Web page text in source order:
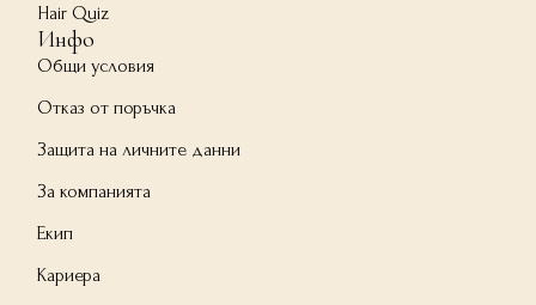
Hair Quiz
Инфо
Общи условия
Отказ от поръчка
Защита на личните данни
За компанията
Екип
Кариера